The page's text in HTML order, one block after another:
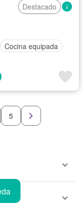
Destacado
Cocina equipada
5